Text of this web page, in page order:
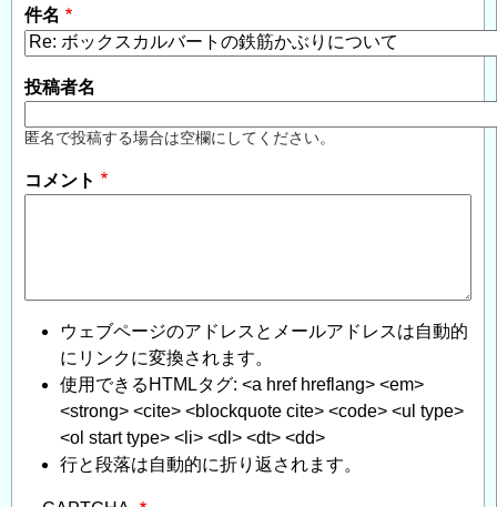
件名
投稿者名
匿名で投稿する場合は空欄にしてください。
コメント
ウェブページのアドレスとメールアドレスは自動的
にリンクに変換されます。
使用できるHTMLタグ: <a href hreflang> <em>
<strong> <cite> <blockquote cite> <code> <ul type>
<ol start type> <li> <dl> <dt> <dd>
行と段落は自動的に折り返されます。